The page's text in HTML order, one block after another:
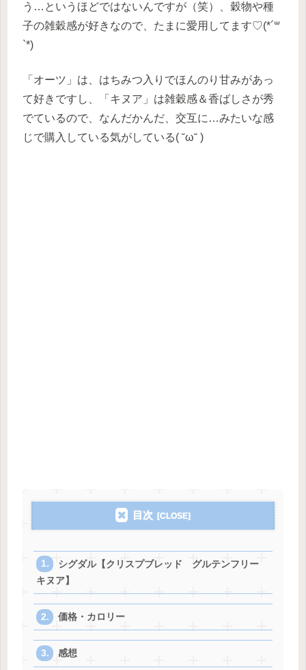
う…というほどではないんですが（笑）、穀物や種
子の雑穀感が好きなので、たまに愛用してます♡(*´꒳
`*)
「オーツ」は、はちみつ入りでほんのり甘みがあっ
て好きですし、「キヌア」は雑穀感＆香ばしさが秀
でているので、なんだかんだ、交互に…みたいな感
じで購入している気がしている( ˘ω˘ )
目次
シグダル【クリスプブレッド グルテンフリー
キヌア】
価格・カロリー
感想